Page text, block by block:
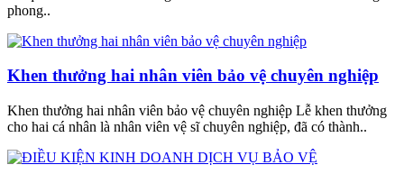
phong..
Khen thưởng hai nhân viên bảo vệ chuyên nghiệp
Khen thưởng hai nhân viên bảo vệ chuyên nghiệp Lễ khen thưởng
cho hai cá nhân là nhân viên vệ sĩ chuyên nghiệp, đã có thành..